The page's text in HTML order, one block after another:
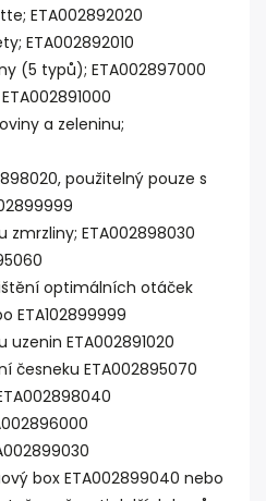
ETA002892020
ETA002892010
(5 typů); ETA002897000
a zeleninu;
použitelný pouze s
zmrzliny; ETA002898030
optimálních otáček
ETA102899999
ETA002891020
česneku ETA002895070
box ETA002899040 nebo